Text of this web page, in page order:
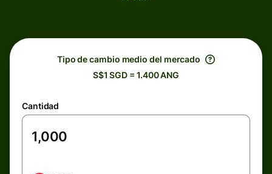
Tipo de cambio medio del mercado
S$1 SGD = 1.400 ANG
Cantidad